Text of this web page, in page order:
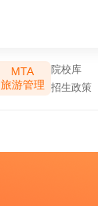
MTA
旅游管理
院校库
招生政策